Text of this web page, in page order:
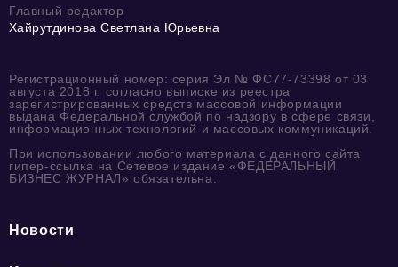
Главный редактор
Хайрутдинова Светлана Юрьевна
Регистрационный номер: серия Эл № ФС77-73398 от 03
августа 2018 г. согласно выписке из реестра
зарегистрированных средств массовой информации
выдана Федеральной службой по надзору в сфере связи,
информационных технологий и массовых коммуникаций.
При использовании любого материала с данного сайта
гипер-ссылка на Сетевое издание «ФЕДЕРАЛЬНЫЙ
БИЗНЕС ЖУРНАЛ» обязательна.
Новости